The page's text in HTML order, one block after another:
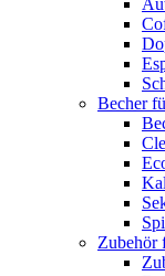
Becher
Zubehör